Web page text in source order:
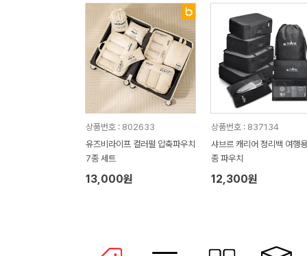
상품번호 : 802633
유즈비라이프 컬러펄 압축파우치
7종 세트
13,000원
상품번호 : 837134
샤브르 캐리어 정리백 여행
종 파우치
12,300원